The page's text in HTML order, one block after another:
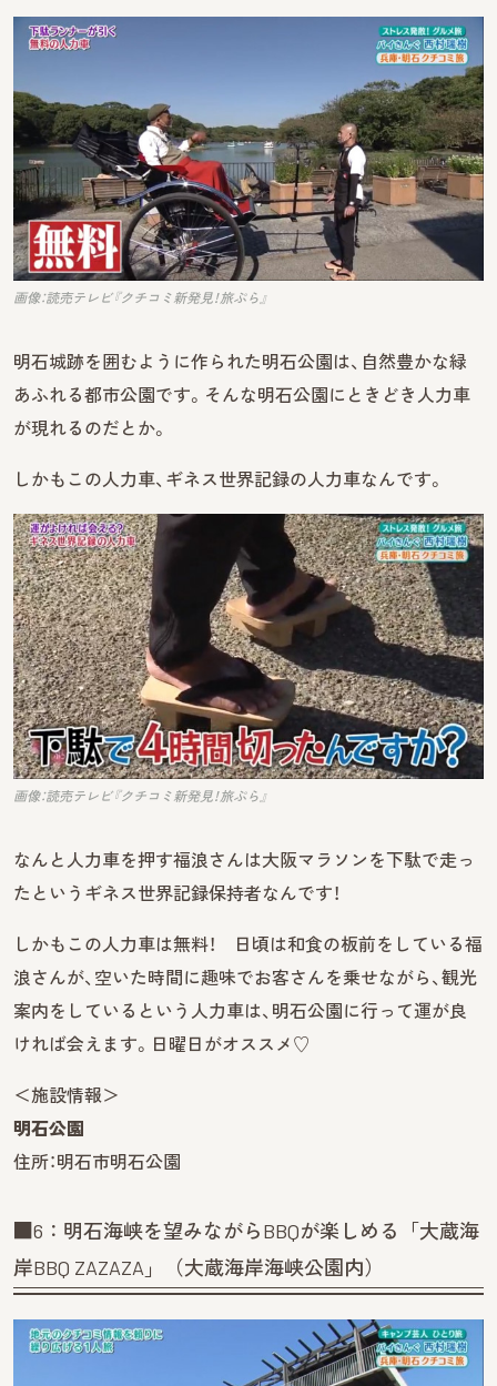
画像：読売テレビ『クチコミ新発見！旅ぷら』
明石城跡を囲むように作られた明石公園は、自然豊かな緑
あふれる都市公園です。そんな明石公園にときどき人力車
が現れるのだとか。
しかもこの人力車、ギネス世界記録の人力車なんです。
画像：読売テレビ『クチコミ新発見！旅ぷら』
なんと人力車を押す福浪さんは大阪マラソンを下駄で走っ
たというギネス世界記録保持者なんです！
しかもこの人力車は無料！ 日頃は和食の板前をしている福
浪さんが、空いた時間に趣味でお客さんを乗せながら、観光
案内をしているという人力車は、明石公園に行って運が良
ければ会えます。日曜日がオススメ♡
＜施設情報＞
明石公園
住所：明石市明石公園
■6：明石海峡を望みながらBBQが楽しめる「大蔵海
岸BBQ ZAZAZA」（大蔵海岸海峡公園内）